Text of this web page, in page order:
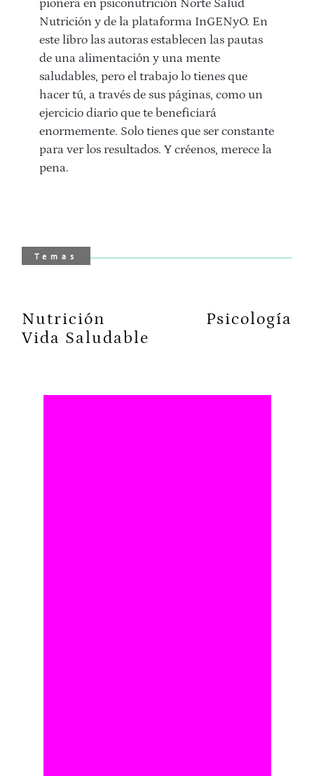
pionera en psiconutrición Norte Salud
Nutrición y de la plataforma InGENyO. En
este libro las autoras establecen las pautas
de una alimentación y una mente
saludables, pero el trabajo lo tienes que
hacer tú, a través de sus páginas, como un
ejercicio diario que te beneficiará
enormemente. Solo tienes que ser constante
para ver los resultados. Y créenos, merece la
pena.
Temas
Nutrición
Psicología
Vida Saludable